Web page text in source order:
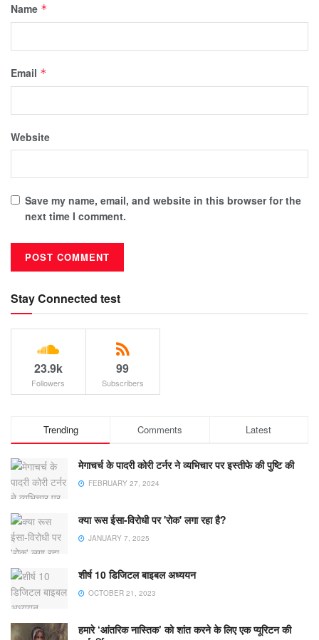
Name *
Email *
Website
Save my name, email, and website in this browser for the
next time I comment.
Stay Connected test
23.9k
Followers
99
Subscribers
Trending Comments Latest
मेगाचर्च के पादरी कोरी टर्नर ने व्यभिचार पर इस्तीफे की पुष्टि की
FEBRUARY 27, 2024
क्या रूस ईसा-विरोधी पर 'रोक' लगा रहा है?
JANUARY 7, 2025
शीर्ष 10 डिजिटल बाइबल अध्ययन
OCTOBER 21, 2023
हमारे ‘आंतरिक नास्तिक’ को शांत करने के लिए एक प्यूरिटन की